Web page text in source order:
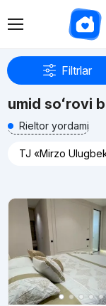
Filtrlar
umid soʻrovi
Rieltor yordami
TJ «Mirzo